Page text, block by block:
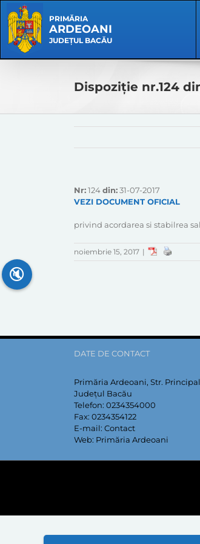
content
Navigation
PRIMĂRIA
ARDEOANI
JUDEȚUL BACĂU
Dispoziție nr.124
Nr:124din:31-07-2017
VEZI DOCUMENT OFICIAL
privind acordarea si stabilrea
noiembrie 15, 2017 |
DATE DE CONTACT
Primăria Ardeoani, Str.
Județul Bacău
Telefon: 0234354000
Fax: 0234354122
E-mail: Contact
Web: Primăria Ardeoani
🔇